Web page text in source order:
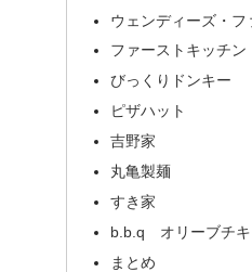
ウェンディーズ・フ
ファーストキッチン
びっくりドンキー
ピザハット
吉野家
丸亀製麺
すき家
b.b.q オリーブチキ
まとめ